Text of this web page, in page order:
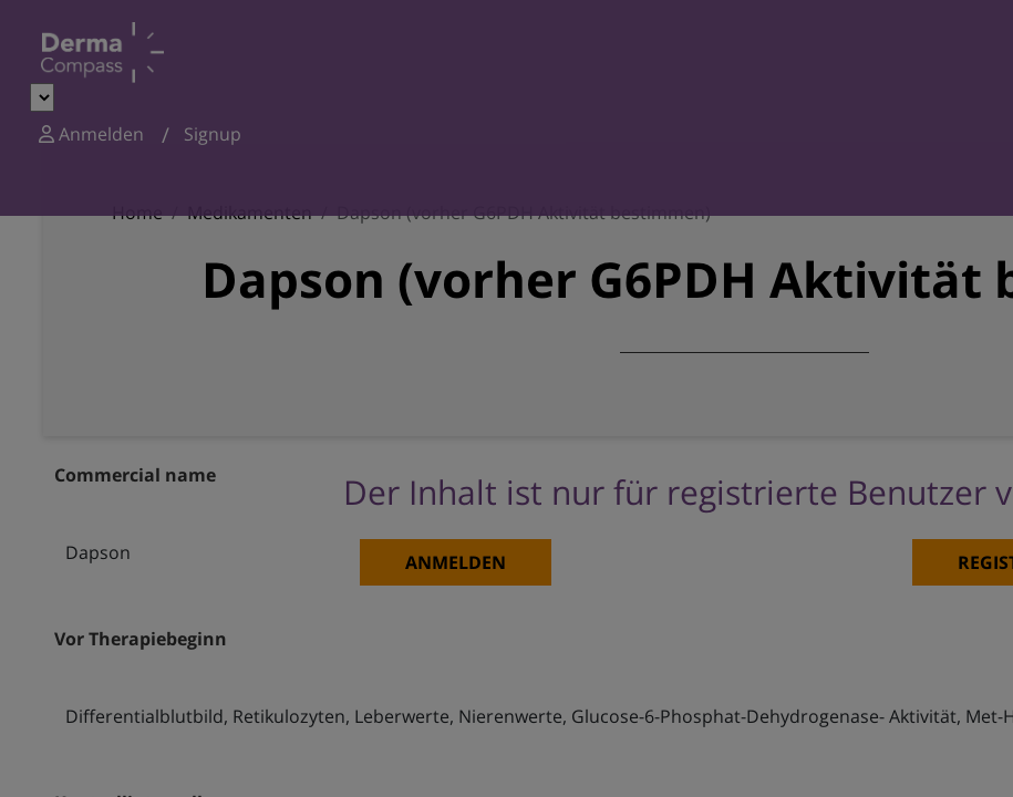
Anmelden
Signup
Home
Medikamenten Dapson (vorher G6PDH Aktivität bestimmen)
Dapson (vorher G6PDH Aktivität
Der Inhalt ist nur für registrierte Benutzer
ANMELDEN
Commercial name
Dapson
Vor Therapiebeginn
Differentialblutbild, Retikulozyten, Leberwerte, Nierenwerte, Glucose-6-Phosphat-Dehydrogenase- Aktivität, Met-